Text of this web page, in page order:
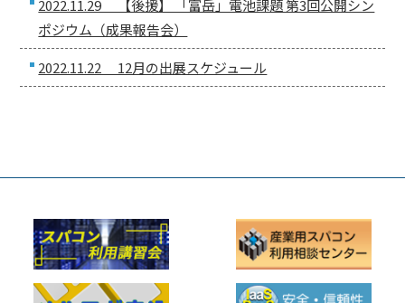
2022.11.29 【後援】 「富岳」電池課題 第3回公開シン
ポジウム（成果報告会）
2022.11.22 12月の出展スケジュール